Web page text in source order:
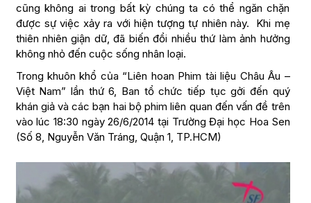
cũng không ai trong bất kỳ chúng ta có thể ngăn chặn
được sự việc xảy ra với hiện tượng tự nhiên này. Khi mẹ
thiên nhiên giận dữ, đã biến đổi nhiều thứ làm ảnh hưởng
không nhỏ đến cuộc sống nhân loại.
Trong khuôn khổ của “Liên hoan Phim tài liệu Châu Âu –
Việt Nam” lần thứ 6, Ban tổ chức tiếp tục gởi đến quý
khán giả và các bạn hai bộ phim liên quan đến vấn đề trên
vào lúc 18:30 ngày 26/6/2014 tại Trường Đại học Hoa Sen
(Số 8, Nguyễn Văn Tráng, Quận 1, TP.HCM)